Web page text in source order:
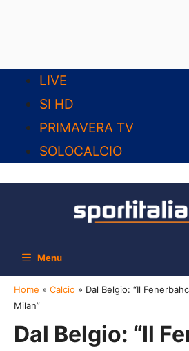
contenuto
LIVE
SI HD
PRIMAVERA TV
SOLOCALCIO
Menu
Home » Calcio » Dal Belgio: “Il
Milan”
Dal Belgio: “Il